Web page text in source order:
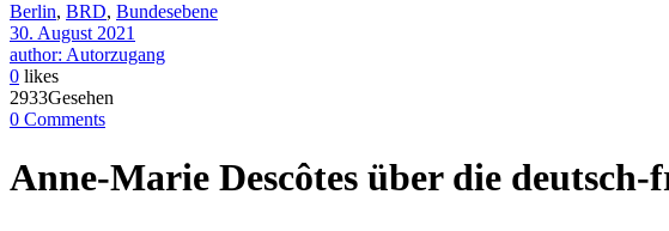
Berlin, BRD, Bundesebene
30. August 2021
author: Autorzugang
0 likes
2933Gesehen
0 Comments
Anne-Marie Descôtes über die deutsch-